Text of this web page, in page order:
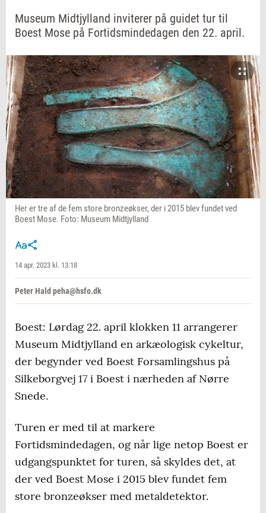
Museum Midtjylland inviterer på guidet tur til
Boest Mose på Fortidsmindedagen den 22. april.
Her er tre af de fem store bronzeøkser, der i 2015 blev fundet ved
Boest Mose. Foto: Museum Midtjylland
14 apr. 2023 kl. 13:18
Peter Hald peha@hsfo.dk
Boest: Lørdag 22. april klokken 11 arrangerer
Museum Midtjylland en arkæologisk cykeltur,
der begynder ved Boest Forsamlingshus på
Silkeborgvej 17 i Boest i nærheden af Nørre
Snede.
Turen er med til at markere
Fortidsmindedagen, og når lige netop Boest er
udgangspunktet for turen, så skyldes det, at
der ved Boest Mose i 2015 blev fundet fem
store bronzeøkser med metaldetektor.